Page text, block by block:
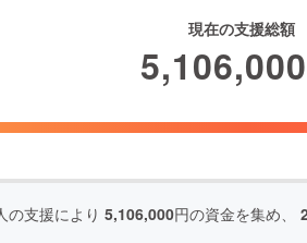
現在の支援総額
5,106,000
の支援により 5,106,000円の資金を集め、